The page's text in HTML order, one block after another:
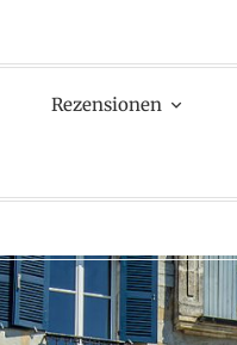
Rezensionen